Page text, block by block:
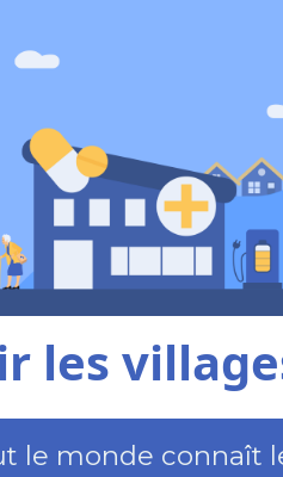
les
le monde connaît